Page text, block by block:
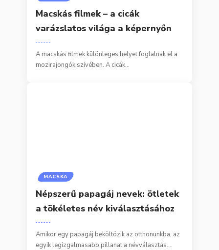
Macskás filmek – a cicák
varázslatos világa a képernyőn
A macskás filmek különleges helyet foglalnak el a
mozirajongók szívében. A cicák…
MACSKA
Népszerű papagáj nevek: ötletek
a tökéletes név kiválasztásához
Amikor egy papagáj beköltözik az otthonunkba, az
egyik legizgalmasabb pillanat a névválasztás.…